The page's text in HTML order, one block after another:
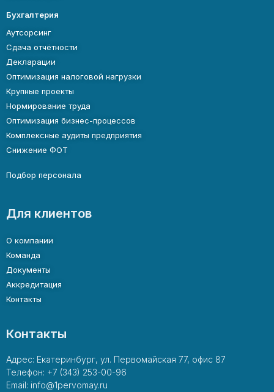
Бухгалтерия
Аутсорсинг
Сдача отчётности
Декларации
Оптимизация налоговой нагрузки
Крупные проекты
Нормирование труда
Оптимизация бизнес-процессов
Комплексные аудиты предприятия
Снижение ФОТ
Подбор персонала
Для клиентов
О компании
Команда
Документы
Аккредитация
Контакты
Контакты
Адрес: Екатеринбург, ул. Первомайская 77, офис 87
Телефон: +7 (343) 253-00-96
Email: info@1pervomay.ru